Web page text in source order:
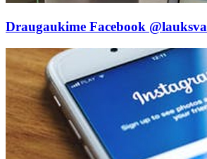
Draugaukime Facebook @lauksva